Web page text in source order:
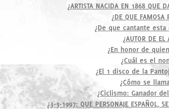
¿ARTISTA NACIDA EN 1868 QUE
¿DE QUE FAMOSA
¿De que cantante
¿AUTOR DE
¿En honor de
¿Cuál es el
¿El 1 disco de la
¿Cómo se
¿Ciclismo: Ganador
¿3-3-1997: QUE PERSONAJE ESPAÑOL,